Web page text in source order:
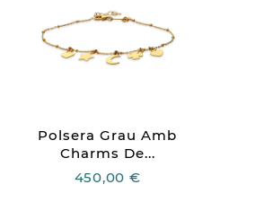
Polsera Grau Amb
Charms De...
450,00 €